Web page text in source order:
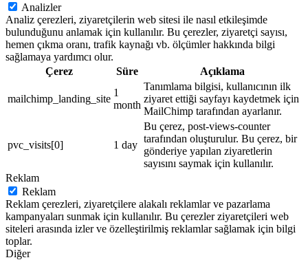
Analizler
Analiz çerezleri, ziyaretçilerin web sitesi ile nasıl etkileşimde
bulunduğunu anlamak için kullanılır. Bu çerezler, ziyaretçi sayısı,
hemen çıkma oranı, trafik kaynağı vb. ölçümler hakkında bilgi
sağlamaya yardımcı olur.
Çerez
Süre Açıklama
mailchimp_landing_site
1
month
Tanımlama bilgisi, kullanıcının ilk
ziyaret ettiği sayfayı kaydetmek için
MailChimp tarafından ayarlanır.
pvc_visits[0] 1 day
Bu çerez, post-views-counter
tarafından oluşturulur. Bu çerez, bir
gönderiye yapılan ziyaretlerin
sayısını saymak için kullanılır.
Reklam
Reklam
Reklam çerezleri, ziyaretçilere alakalı reklamlar ve pazarlama
kampanyaları sunmak için kullanılır. Bu çerezler ziyaretçileri web
siteleri arasında izler ve özelleştirilmiş reklamlar sağlamak için bilgi
toplar.
Diğer